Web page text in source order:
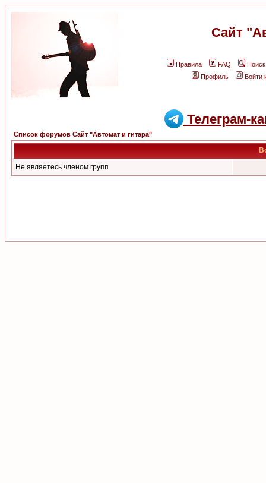
Сайт
Правила FAQ
Поиск
Профиль
Войти
Телеграм-
Список форумов Сайт "Автомат и гитара"
Не являетесь членом групп